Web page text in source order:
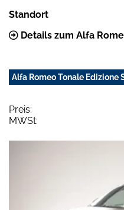
Standort
Details zum Alfa
Alfa Romeo Tonale Edizione
Preis:
MWSt: